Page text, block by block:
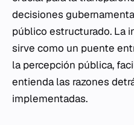
decisiones
público estructurado. La
sirve como un puente
la percepción pública,
entienda las razones
implementadas.